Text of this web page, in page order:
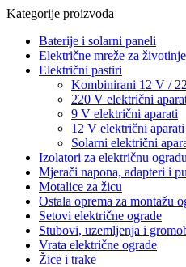
Kategorije proizvoda
Baterije i solarni paneli
Električne mreže za životinje
Električni pastiri
Kombinirani 12 V /
220 V električni
9 V električni aparati
12 V električni aparati
Solarni električni
Izolatori za električnu ogradu
Mjerači napona, adapteri i
Motalice za žicu
Ostala oprema za montažu
Setovi električne ograde
Stubovi, uzemljenja i
Vrata električne ograde
Žice i trake